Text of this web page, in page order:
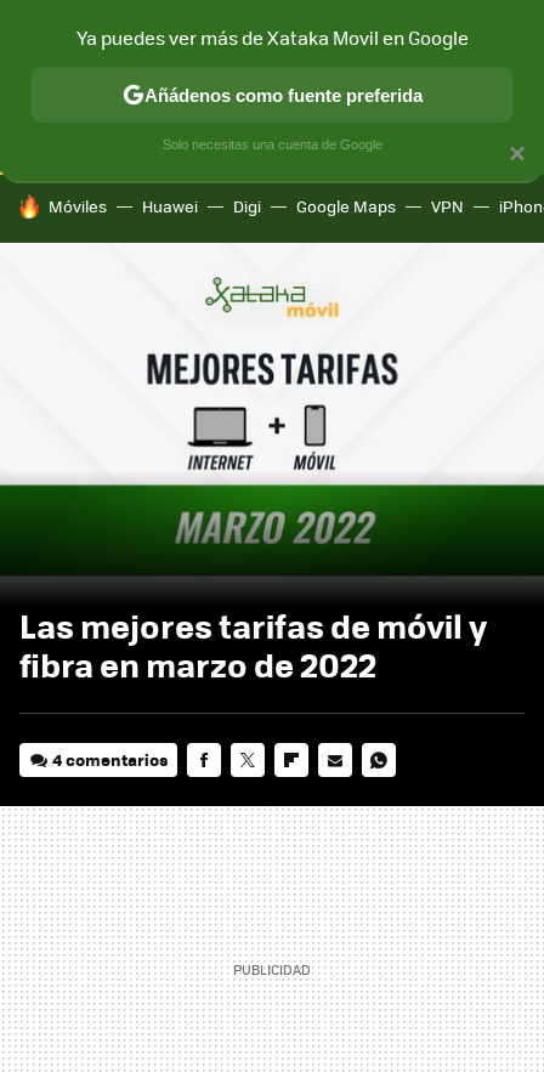
CONECTIVIDAD MÓVIL Y SOCIEDAD APLICACIONES
HOY SE HABLA DE
Móviles Huawei Digi Google Maps VPN
Las mejores tarifas de móvil y
fibra en marzo de 2022
4 comentarios
MAIL
×
Ya puedes ver más de Xataka Movil en Google
Añádenos como fuente preferida
Solo necesitas una cuenta de Google